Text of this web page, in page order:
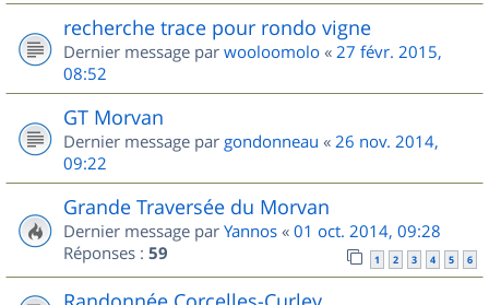
recherche trace pour rondo vigne
Dernier message par wooloomolo « 27 févr. 2015,
08:52
GT Morvan
Dernier message par gondonneau « 26 nov. 2014,
09:22
Grande Traversée du Morvan
Dernier message par Yannos « 01 oct. 2014, 09:28
Réponses : 59 1 2 3 4 5 6